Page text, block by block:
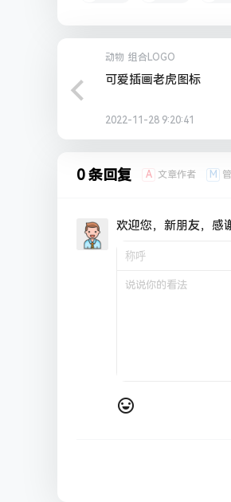
动物 组合LOGO
可爱插画老虎图标
2022-11-28 9:20:41
0 条回复 A 文章作者 M
欢迎您，新朋友，感